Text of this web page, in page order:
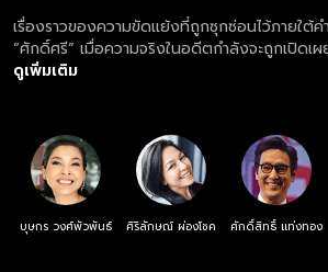
เรื่องราวของความขัดแย้งที่ถูกซุกซ่อนไว้ภายใต้ค
“ศักดิ์ศรี” เมื่อความจริงในอดีตกำลังจะถูกเปิดเ
นานอาจพังทลายลงเพราะผลประโยชน์ที่ขัดกัน
ดูเพิ่มเติม
บุษกร วงศ์พัวพันธ์ ศิริลักษณ์ ผ่องโชค ศักดิ์สิทธิ์ แท่งทอง